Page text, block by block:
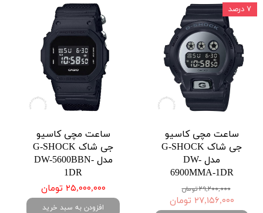
ساعت مچی کاسیو
جی شاک G-SHOCK
مدل DW-
6900MMA-1DR
۲۹,۲۰۰,۰۰۰ تومان
۲۷,۱۵۶,۰۰۰ تومان
۷ درصد
ساعت مچی کاسیو
جی شاک G-SHOCK
مدل DW-5600BBN-
1DR
۲۵,۰۰۰,۰۰۰ تومان
افزودن به سبد خرید